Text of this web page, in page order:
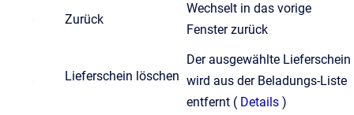
Zurück
Wechselt in das vorige
Fenster zurück
Lieferschein löschen
Der ausgewählte Lieferschein
wird aus der Beladungs-Liste
entfernt ( Details )